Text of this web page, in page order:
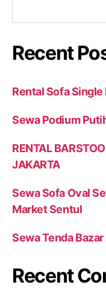
Recent
Rental Sofa
Sewa Podium
RENTAL
JAKARTA
Sewa Sofa Oval
Market Sentul
Sewa Tenda
Recent